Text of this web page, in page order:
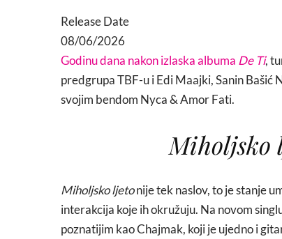
Release Date
08/06/2026
Godinu dana nakon izlaska albuma De Ti,
predgrupa TBF-u i Edi Maajki, Sanin Bašić
svojim bendom Nyca & Amor Fati.
Miholjsko
Miholjsko ljetonije tek naslov, to je stanje
interakcija koje ih okružuju. Na novom
poznatijim kao Chajmak, koji je ujedno i